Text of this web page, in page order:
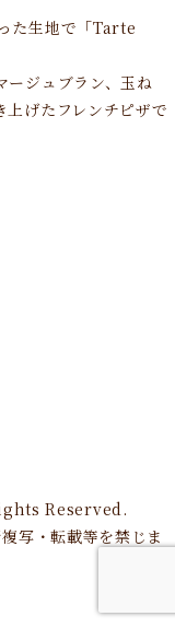
た生地で「Tarte
ージュブラン、玉ね
上げたフレンチピザで
Reserved.
写・転載等を禁じま